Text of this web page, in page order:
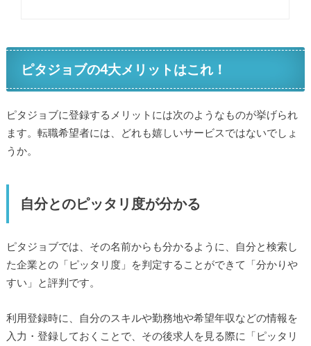
ピタジョブの4大メリットはこれ！
ピタジョブに登録するメリットには次のようなものが挙げられ
ます。転職希望者には、どれも嬉しいサービスではないでしょ
うか。
自分とのピッタリ度が分かる
ピタジョブでは、その名前からも分かるように、自分と検索し
た企業との「ピッタリ度」を判定することができて「分かりや
すい」と評判です。
利用登録時に、自分のスキルや勤務地や希望年収などの情報を
入力・登録しておくことで、その後求人を見る際に「ピッタリ